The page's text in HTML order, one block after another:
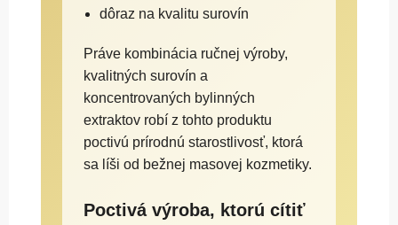
dôraz na kvalitu surovín
Práve kombinácia ručnej výroby,
kvalitných surovín a
koncentrovaných bylinných
extraktov robí z tohto produktu
poctivú prírodnú starostlivosť, ktorá
sa líši od bežnej masovej kozmetiky.
Poctivá výroba, ktorú cítiť